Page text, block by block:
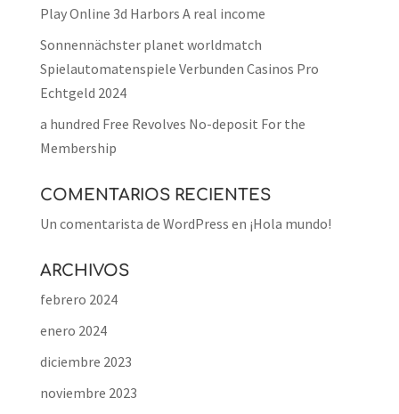
Play Online 3d Harbors A real income
Sonnennächster planet worldmatch
Spielautomatenspiele Verbunden Casinos Pro
Echtgeld 2024
a hundred Free Revolves No-deposit For the
Membership
COMENTARIOS RECIENTES
Un comentarista de WordPress en ¡Hola mundo!
ARCHIVOS
febrero 2024
enero 2024
diciembre 2023
noviembre 2023